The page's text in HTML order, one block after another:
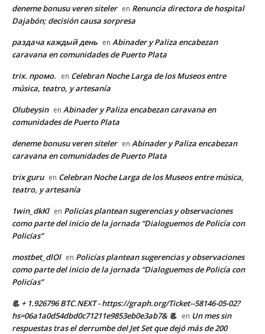
deneme bonusu veren siteler en Renuncia directora de hospital
Dajabón; decisión causa sorpresa
раздача каждый день en Abinader y Paliza encabezan
caravana en comunidades de Puerto Plata
trix. промо. en Celebran Noche Larga de los Museos entre
música, teatro, y artesanía
Olubeysin en Abinader y Paliza encabezan caravana en
comunidades de Puerto Plata
deneme bonusu veren siteler en Abinader y Paliza encabezan
caravana en comunidades de Puerto Plata
trix guru en Celebran Noche Larga de los Museos entre música,
teatro, y artesanía
1win_dkKl en Policías plantean sugerencias y observaciones
como parte del inicio de la jornada “Dialoguemos de Policía con
Policías”
mostbet_dlOl en Policías plantean sugerencias y observaciones
como parte del inicio de la jornada “Dialoguemos de Policía con
Policías”
📃 + 1.926796 BTC.NEXT - https://graph.org/Ticket--58146-05-02?
hs=06a1a0d54dbd0c71211e9853eb0e3ab7& 📃 en Un mes sin
respuestas tras el derrumbe del Jet Set que dejó más de 200